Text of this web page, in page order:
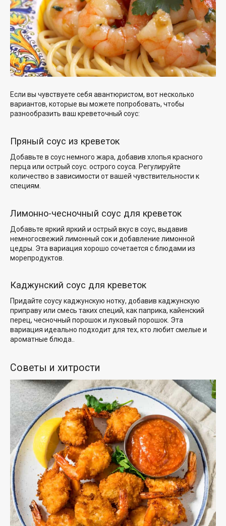
Если вы чувствуете себя авантюристом, вот несколько
вариантов, которые вы можете попробовать, чтобы
разнообразить ваш креветочный соус:
Пряный соус из креветок
Добавьте в соус немного жара, добавив хлопья красного
перца или острый соус. острого соуса . Регулируйте
количество в зависимости от вашей чувствительности к
специям.
Лимонно-чесночный соус для креветок
Добавьте яркий яркий и острый вкусв соус, выдавив
немногосвежий лимонный сок и добавление лимонной
цедры . Эта вариация хорошо сочетается с блюдами из
морепродуктов
Каджунский соус для креветок
Придайте соусу каджунскую нотку, добавив каджунскую
приправу или смесь таких специй, как паприка, кайенский
перец, чесночный порошок и луковый порошок. Эта
вариация идеально подходит для тех, кто любит смелые и
ароматные блюда.
Советы и хитрости